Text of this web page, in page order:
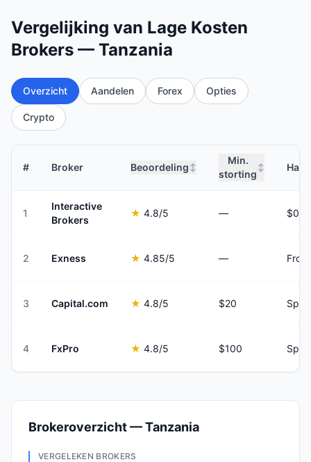
Vergelijking van Lage Kosten
Brokers — Tanzania
Overzicht Aandelen Forex Opties
Crypto
# Broker Beoordeling ↕
Min.
storting
↕
1
Interactive
Brokers
★ 4.8/5 —
2 Exness ★ 4.85/5 —
3 Capital.com ★ 4.8/5 $20
4 FxPro ★ 4.8/5 $100
Brokeroverzicht — Tanzania
VERGELEKEN BROKERS